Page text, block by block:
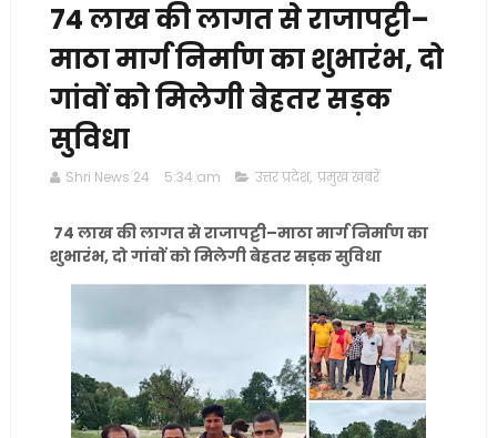
74 लाख की लागत से राजापट्टी–
माठा मार्ग निर्माण का शुभारंभ, दो
गांवों को मिलेगी बेहतर सड़क
सुविधा
Shri News 24 5:34 am उत्तर प्रदेश, प्रमुख खबरें
74 लाख की लागत से राजापट्टी–माठा मार्ग निर्माण का
शुभारंभ, दो गांवों को मिलेगी बेहतर सड़क सुविधा